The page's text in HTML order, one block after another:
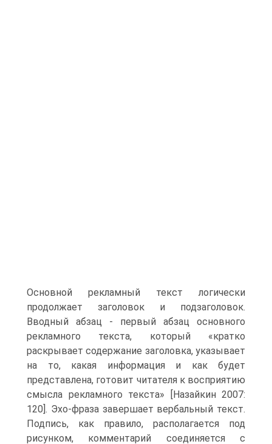
Основной рекламный текст логически
продолжает заголовок и подзаголовок.
Вводный абзац - первый абзац основного
рекламного текста, который «кратко
раскрывает содержание заголовка, указывает
на то, какая информация и как будет
представлена, готовит читателя к восприятию
смысла рекламного текста» [Назайкин 2007:
120]. Эхо-фраза завершает вербальный текст.
Подпись, как правило, располагается под
рисунком, комментарий соединяется с